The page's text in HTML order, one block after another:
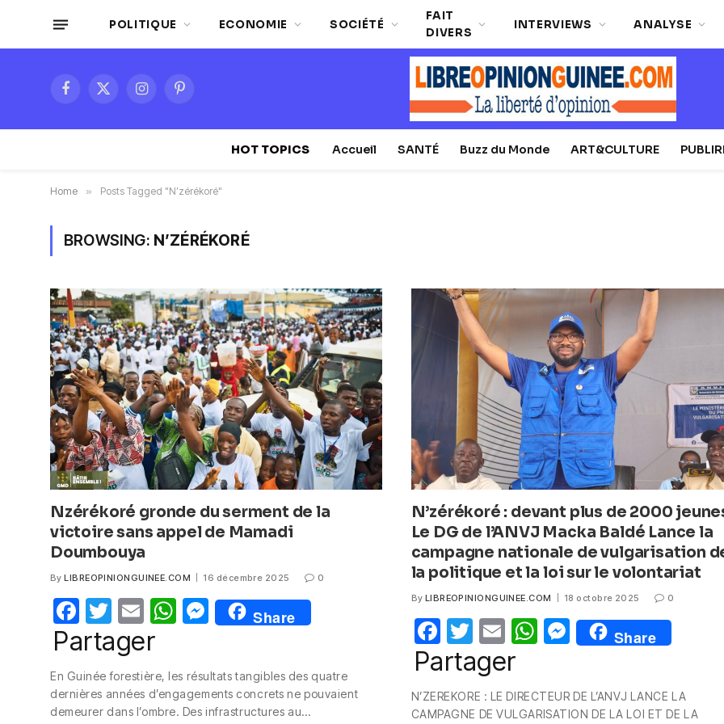
POLITIQUE ECONOMIE SOCIÉTÉ
FAIT
DIVERS
INTERVIEWS ANALYSE
Facebook
X
InstagramPinterest
HOT TOPICS Accueil SANTÉ Buzz du Monde ART&CULTURE
Home » Posts Tagged "N’zérékoré"
BROWSING: N’ZÉRÉKORÉ
Nzérékoré gronde du serment de la
victoire sans appel de Mamadi
Doumbouya
By LIBREOPINIONGUINEE.COM 16 décembre 2025 0
F
a
e
b
T
w
itt
er
E
m
W
s
A
M
e
e
n
Share
Partager
En Guinée forestière, les résultats tangibles des quatre
dernières années d’engagements concrets ne pouvaient
demeurer dans l’ombre. Des infrastructures au…
N’zérékoré : devant plus de 2000
Le DG de l’ANVJ Macka Baldé Lance la
campagne nationale de vulgarisation
la politique et la loi sur le volontariat
By LIBREOPINIONGUINEE.COM 18 octobre 2025 0
F
a
e
T
w
itt
er
E
m
W
s
M
e
e
Share
Partager
N’ZEREKORE : LE DIRECTEUR DE L’ANVJ LANCE LA
CAMPAGNE DE VULGARISATION DE LA LOI ET DE LA